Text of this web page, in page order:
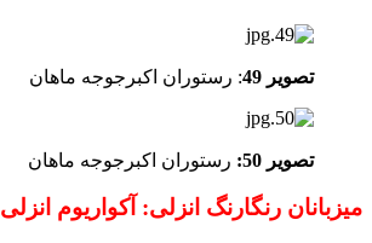
تصویر 49 : رستوران اکبرجوجه ماهان
تصویر 50: رستوران اکبرجوجه ماهان
میزبانان رنگارنگ انزلی: آکواریوم انزلی